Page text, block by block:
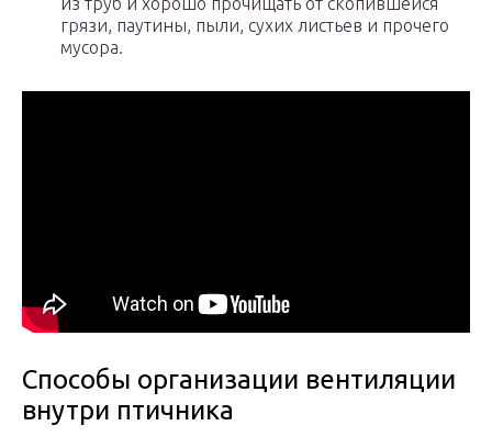
грязи, паутины, пыли, сухих листьев и прочего
мусора.
Способы организации вентиляции
внутри птичника